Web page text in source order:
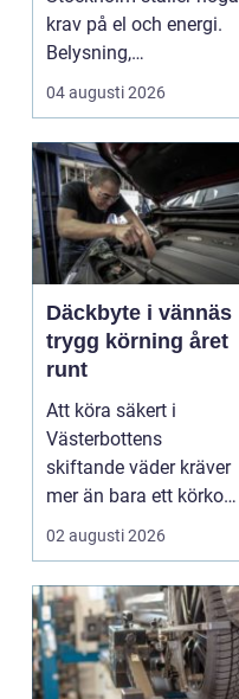
krav på el och energi.
Belysning,
värmepumpar,
kylanläg...
04 augusti 2026
Däckbyte i vännäs
trygg körning året
runt
Att köra säkert i
Västerbottens
skiftande väder kräver
mer än bara ett körkort
och en pålitlig bil. ...
02 augusti 2026